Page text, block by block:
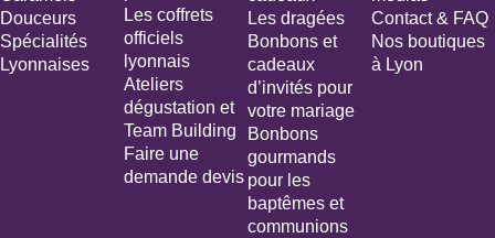
Douceurs
Spécialités
Lyonnaises
Les coffrets
officiels
lyonnais
Ateliers
dégustation et
Team Building
Faire une
demande devis
Les dragées
Bonbons et
cadeaux
d’invités pour
votre mariage​
Bonbons
gourmands
pour les
baptêmes et
communions
Contact & FAQ
Nos boutiques
à Lyon